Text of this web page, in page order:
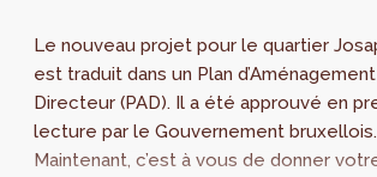
Le nouveau projet pour le quartier
est traduit dans un Plan d’Aménagement
Directeur (PAD). Il a été approuvé en
lecture par le Gouvernement bruxellois.
Maintenant, c’est à vous de donner